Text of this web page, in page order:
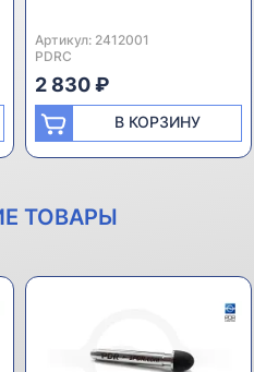
Артикул: 2412001
Производитель:
PDRC
2 830 ₽
В КОРЗИНУ
ТОВАРЫ